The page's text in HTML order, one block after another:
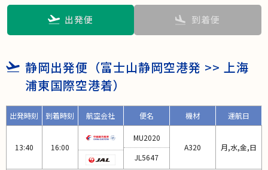
出発便 到着便
静岡出発便（富士山静岡空港発 >> 上海
浦東国際空港着）
出発時刻 到着時刻 航空会社 便名 機材 運航日
13:40 16:00
MU2020
JL5647
A320 月,水,金,日